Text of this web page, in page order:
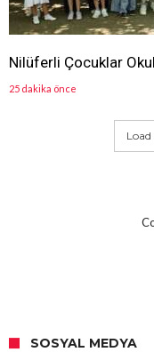
Nilüferli Çocuklar
25 dakika önce
SOSYAL MEDYA